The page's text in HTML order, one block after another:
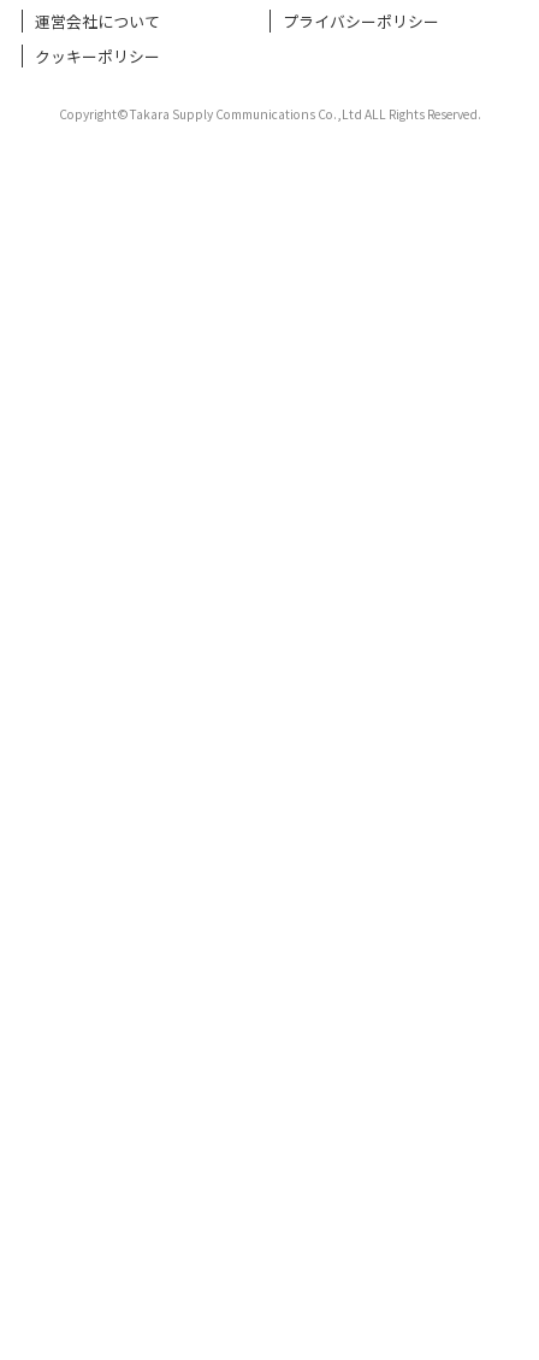
運営会社について
プライバシーポリシー
クッキーポリシー
Copyright©Takara Supply Communications Co.,Ltd ALL Rights Reserved.